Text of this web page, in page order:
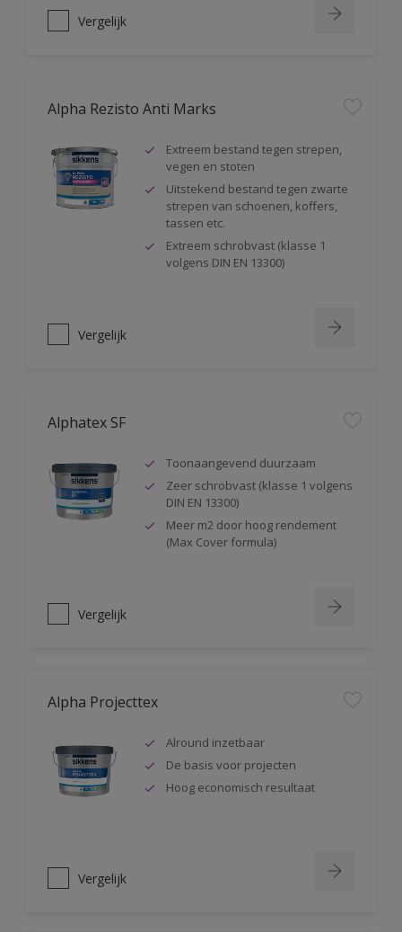
Vergelijk
Alpha Rezisto Anti Marks
Extreem bestand tegen strepen,
vegen en stoten
Uitstekend bestand tegen zwarte
strepen van schoenen, koffers,
tassen etc.
Extreem schrobvast (klasse 1
volgens DIN EN 13300)
Vergelijk
Alphatex SF
Toonaangevend duurzaam
Zeer schrobvast (klasse 1 volgens
DIN EN 13300)
Meer m2 door hoog rendement
(Max Cover formula)
Vergelijk
Alpha Projecttex
Alround inzetbaar
De basis voor projecten
Hoog economisch resultaat
Vergelijk